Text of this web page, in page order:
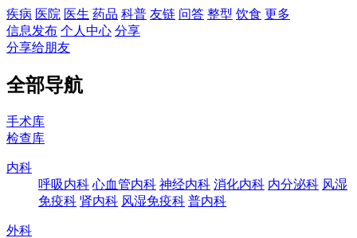
疾病 医院 医生 药品 科普 友链 问答 整型 饮食 更多
信息发布 个人中心 分享
分享给朋友
全部导航
手术库
检查库
内科
呼吸内科 心血管内科 神经内科 消化内科 内分泌科 风湿
免疫科 肾内科 风湿免疫科 普内科
外科